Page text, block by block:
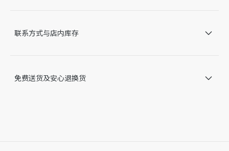
和潮湿环境。
力。
联系方式与店内库存
免费送货及安心退换货